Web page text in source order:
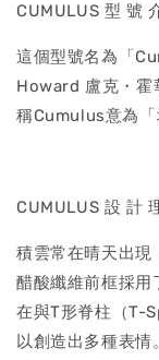
CUMULUS 型 號
這個型號名為「
Howard 盧克・霍
稱Cumulus意為「
CUMULUS 設 計
積雲常在晴天出現
醋酸纖維前框採用
在與T形脊柱（T-
以創造出多種表情。